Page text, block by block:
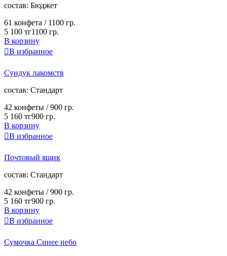
cостав: Бюджет
61 конфета / 1100 гр.
5 100 тг1100 гр.
В корзину
В избранное
Сундук лакомств
cостав: Стандарт
42 конфеты /900 гр.
5 160 тг900 гр.
В корзину
В избранное
Почтовый ящик
cостав: Стандарт
42 конфеты /900 гр.
5 160 тг900 гр.
В корзину
В избранное
Сумочка Синее небо